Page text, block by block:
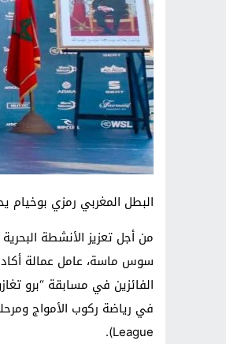
البطل المغربي رمزي بوخيام
من أجل تعزيز الأنشطة
سوس ماسة، عامل عمالة
League).